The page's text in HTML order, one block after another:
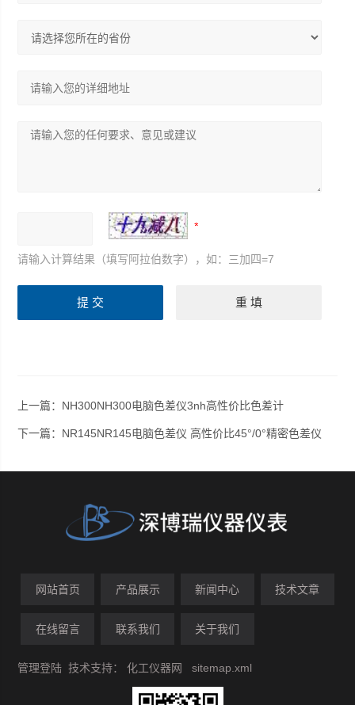
请输入计算结果（填写阿拉伯数字），如：三加四=7
上一篇： NH300NH300电脑色差仪3nh高性价比色差计
下一篇： NR145NR145电脑色差仪 高性价比45°/0°精密色差仪
网站首页 产品展示 新闻中心 技术文章
在线留言 联系我们 关于我们
管理登陆 技术支持：化工仪器网 sitemap.xml